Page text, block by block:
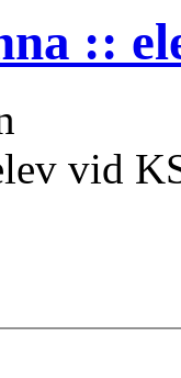
::
vid